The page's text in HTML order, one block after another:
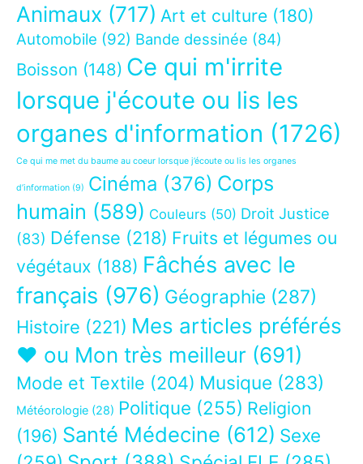
Animaux (717) Art et culture (180)
Automobile (92) Bande dessinée (84)
Boisson (148) Ce qui m'irrite
lorsque j'écoute ou lis les
organes d'information (1726)
Ce qui me met du baume au coeur lorsque j’écoute ou lis les organes
d’information (9) Cinéma (376) Corps
humain (589) Couleurs (50) Droit Justice
(83) Défense (218) Fruits et légumes ou
végétaux (188) Fâchés avec le
français (976) Géographie (287)
Histoire (221) Mes articles préférés
❤ ou Mon très meilleur (691)
Mode et Textile (204) Musique (283)
Météorologie (28) Politique (255) Religion
(196) Santé Médecine (612) Sexe